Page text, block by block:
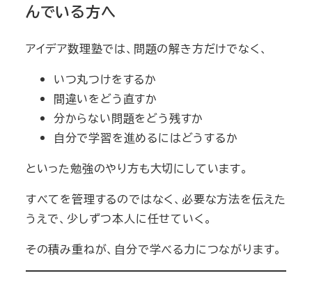
んでいる方へ
アイデア数理塾では、問題の解き方だけでなく、
いつ丸つけをするか
間違いをどう直すか
分からない問題をどう残すか
自分で学習を進めるにはどうするか
といった勉強のやり方も大切にしています。
すべてを管理するのではなく、必要な方法を伝えた
うえで、少しずつ本人に任せていく。
その積み重ねが、自分で学べる力につながります。